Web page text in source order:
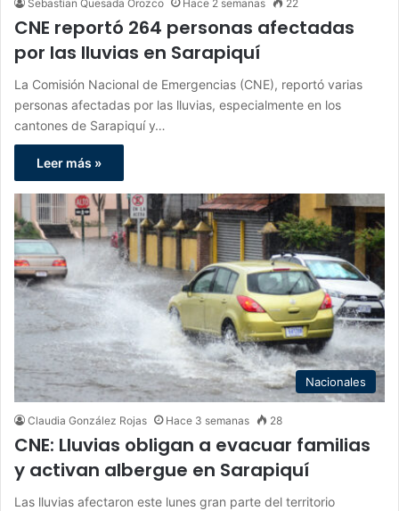
Sebastian Quesada Orozco Hace 2 semanas 22
CNE reportó 264 personas afectadas
por las lluvias en Sarapiquí
La Comisión Nacional de Emergencias (CNE), reportó varias
personas afectadas por las lluvias, especialmente en los
cantones de Sarapiquí y…
Leer más »
Nacionales
Claudia González Rojas Hace 3 semanas 28
CNE: Lluvias obligan a evacuar familias
y activan albergue en Sarapiquí
Las lluvias afectaron este lunes gran parte del territorio